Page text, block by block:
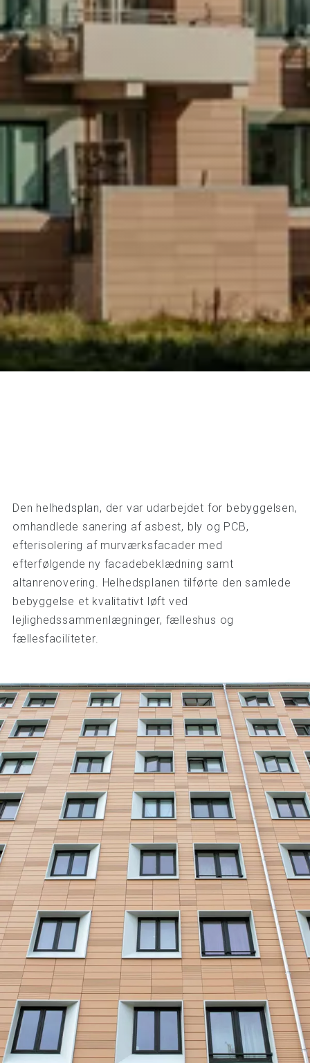
Den helhedsplan, der var udarbejdet for bebyggelsen,
omhandlede sanering af asbest, bly og PCB,
efterisolering af murværksfacader med
efterfølgende ny facadebeklædning samt
altanrenovering. Helhedsplanen tilførte den samlede
bebyggelse et kvalitativt løft ved
lejlighedssammenlægninger, fælleshus og
fællesfaciliteter.